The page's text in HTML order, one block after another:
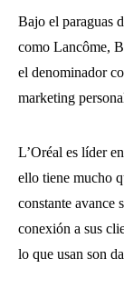
Bajo el paraguas
como Lancôme,
el denominador
marketing
L’Oréal es líder
ello tiene mucho
constante avance
conexión a sus
lo que usan son